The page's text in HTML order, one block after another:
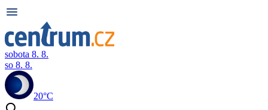
sobota 8. 8.
so 8. 8.
20°C